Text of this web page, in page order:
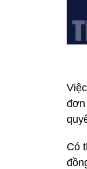
đơn
Có